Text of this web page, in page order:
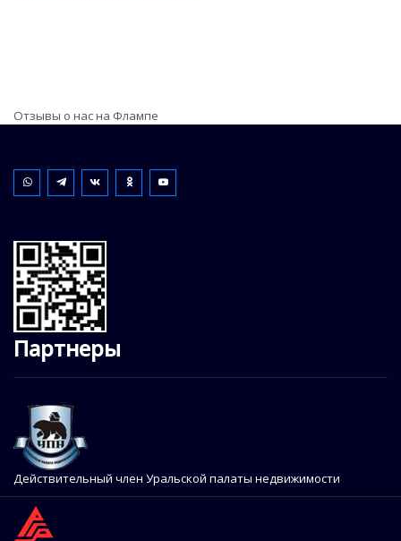
Отзывы о нас на Флампе
Партнеры
Действительный член Уральской палаты недвижимости